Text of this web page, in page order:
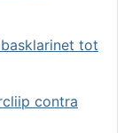
tot
contra